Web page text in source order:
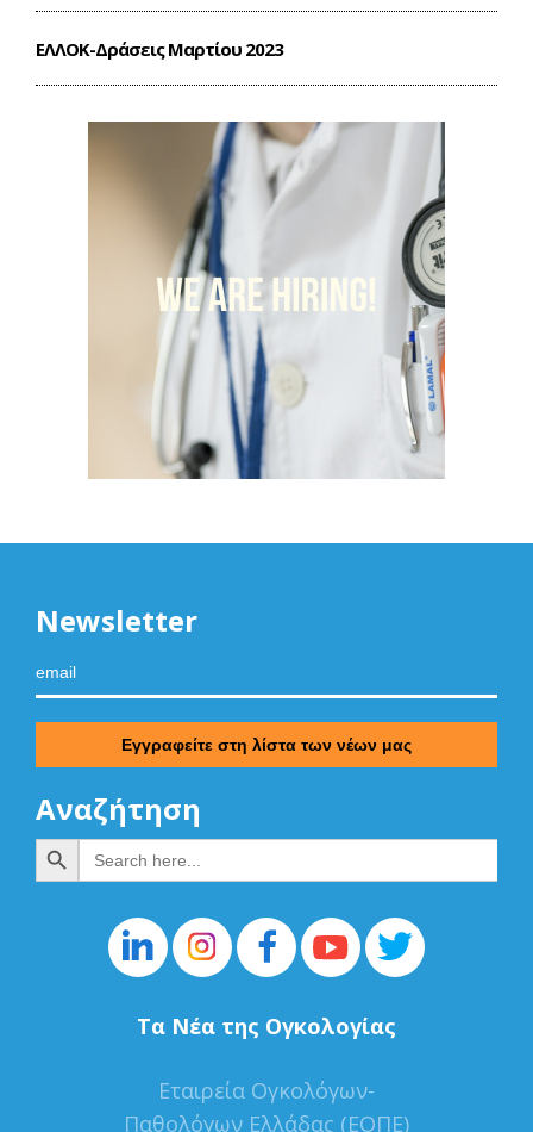
ΕΛΛΟΚ-Δράσεις Mαρτίου 2023
Newsletter
Αναζήτηση
Search
for:
Search Button
Τα Νέα της Ογκολογίας
Εταιρεία Ογκολόγων-
Παθολόγων Ελλάδας (ΕΟΠΕ)